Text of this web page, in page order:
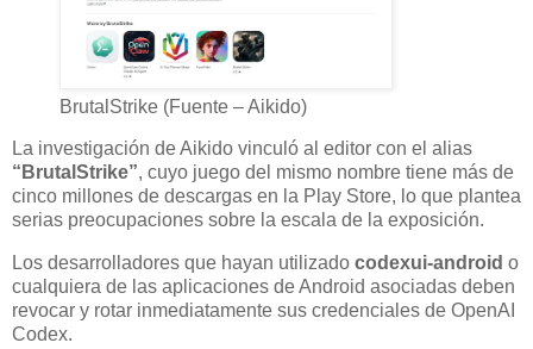
BrutalStrike (Fuente – Aikido)
La investigación de Aikido vinculó al editor con el alias
“BrutalStrike”, cuyo juego del mismo nombre tiene más de
cinco millones de descargas en la Play Store, lo que plantea
serias preocupaciones sobre la escala de la exposición.
Los desarrolladores que hayan utilizado codexui-android o
cualquiera de las aplicaciones de Android asociadas deben
revocar y rotar inmediatamente sus credenciales de OpenAI
Codex.